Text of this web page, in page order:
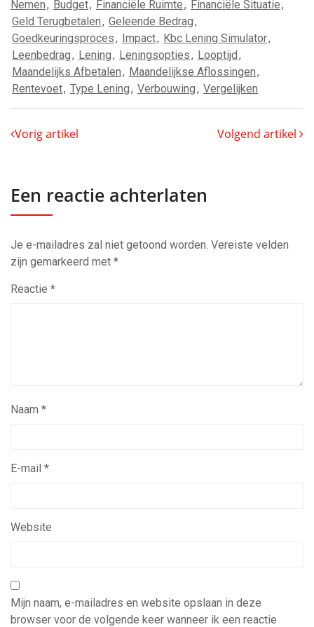
Nemen, Budget, Financiële Ruimte, Financiële Situatie,
Geld Terugbetalen, Geleende Bedrag,
Goedkeuringsproces, Impact, Kbc Lening Simulator,
Leenbedrag, Lening, Leningsopties, Looptijd,
Maandelijks Afbetalen, Maandelijkse Aflossingen,
Rentevoet, Type Lening, Verbouwing, Vergelijken
Vorig artikel Volgend artikel
Een reactie achterlaten
Je e-mailadres zal niet getoond worden. Vereiste velden
zijn gemarkeerd met *
Reactie *
Naam *
E-mail *
Website
Mijn naam, e-mailadres en website opslaan in deze
browser voor de volgende keer wanneer ik een reactie